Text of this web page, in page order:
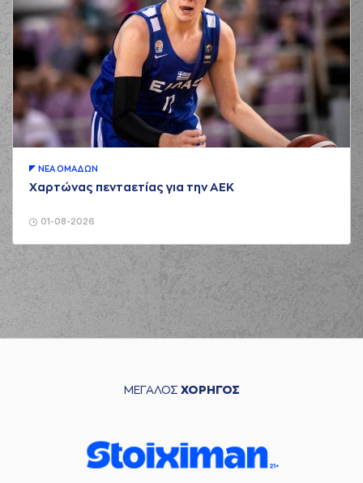
01-08-2026
ΝΕA ΟΜAΔΩΝ
Χαρτώνας πενταετίας για την ΑΕΚ
ΜΕΓΑΛΟΣ ΧΟΡΗΓΟΣ